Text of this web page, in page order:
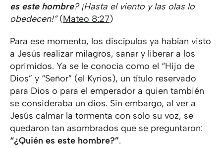
es este hombre? ¡Hasta el viento y las olas lo
obedecen!”(Mateo 8:27)
Para ese momento, los discípulos ya habían visto
a Jesús realizar milagros, sanar y liberar a los
oprimidos. Ya se le conocía como el “Hijo de
Dios” y “Señor” (el Kyrios), un título reservado
para Dios o para el emperador a quien también
se consideraba un dios. Sin embargo, al ver a
Jesús calmar la tormenta con solo su voz, se
quedaron tan asombrados que se preguntaron:
“¿Quién es este hombre?”.